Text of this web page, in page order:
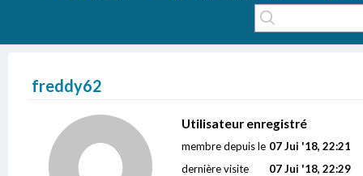
freddy62
Utilisateur enregistré
membre depuis le 07 Jui '18, 22:21
dernière visite
07 Jui '18, 22:29